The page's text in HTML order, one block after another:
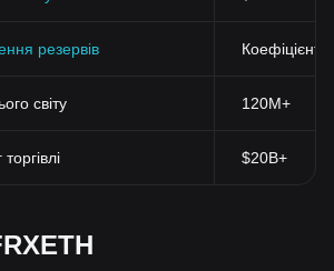
резервів Коефіцієнт
світу 120M+
$20B+